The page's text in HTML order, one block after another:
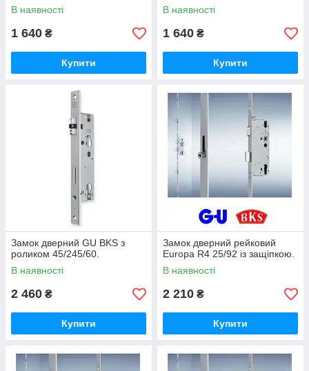
В наявності
1 640 ₴
Купити
В наявності
1 640 ₴
Купити
Замок дверний GU BKS з
роликом 45/245/60.
В наявності
2 460 ₴
Купити
Замок дверний рейковий
Europa R4 25/92 із защіпкою.
В наявності
2 210 ₴
Купити